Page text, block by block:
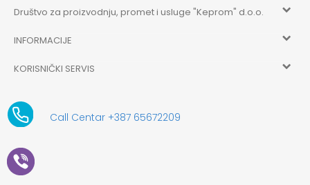
Društvo za proizvodnju, promet i usluge "Keprom" d.o.o.
HILANDARSKA 32, ISTOČNO NOVO SARAJEVO, ISTOČNO
aksaonlinebih@aksabih.ba
5514802214205743
61-01-0052-11
11079253
INFORMACIJE
Zaposlenje
Saradnja
KORISNIČKI SERVIS
Uslovi korišćenja i prodaje
Kako kupiti
Call Centar +387 65672209